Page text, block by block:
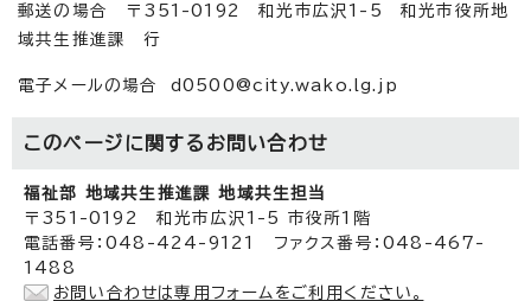
郵送の場合 〒351-0192 和光市広沢1-5 和光市役所地
域共生推進課 行
電子メールの場合 d0500@city.wako.lg.jp
このページに関する お問い合わせ
福祉部 地域共生推進課 地域共生担当
〒351-0192 和光市広沢1-5 市役所1階
電話番号：048-424-9121 ファクス番号：048-467-
1488
お問い合わせは専用フォームをご利用ください。